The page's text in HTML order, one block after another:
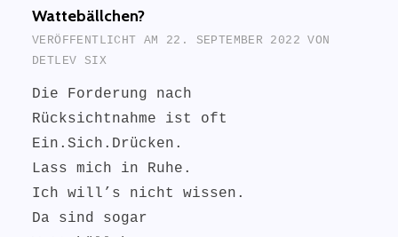
Wattebällchen?
VERÖFFENTLICHT AM 22. SEPTEMBER 2022 VON
DETLEV SIX
Die Forderung nach
Rücksichtnahme ist oft
Ein.Sich.Drücken.
Lass mich in Ruhe.
Ich will’s nicht wissen.
Da sind sogar